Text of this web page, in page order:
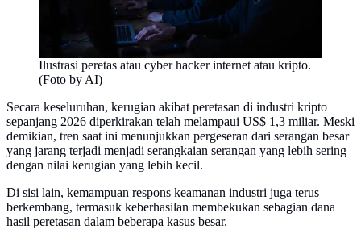
Ilustrasi peretas atau cyber hacker internet atau kripto.
(Foto by AI)
Secara keseluruhan, kerugian akibat peretasan di industri kripto
sepanjang 2026 diperkirakan telah melampaui US$ 1,3 miliar. Meski
demikian, tren saat ini menunjukkan pergeseran dari serangan besar
yang jarang terjadi menjadi serangkaian serangan yang lebih sering
dengan nilai kerugian yang lebih kecil.
Di sisi lain, kemampuan respons keamanan industri juga terus
berkembang, termasuk keberhasilan membekukan sebagian dana
hasil peretasan dalam beberapa kasus besar.